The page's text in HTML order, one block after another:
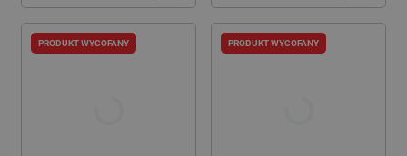
PRODUKT WYCOFANY PRODUKT WYCOFANY